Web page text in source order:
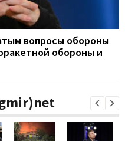
вопросы обороны
обороны и